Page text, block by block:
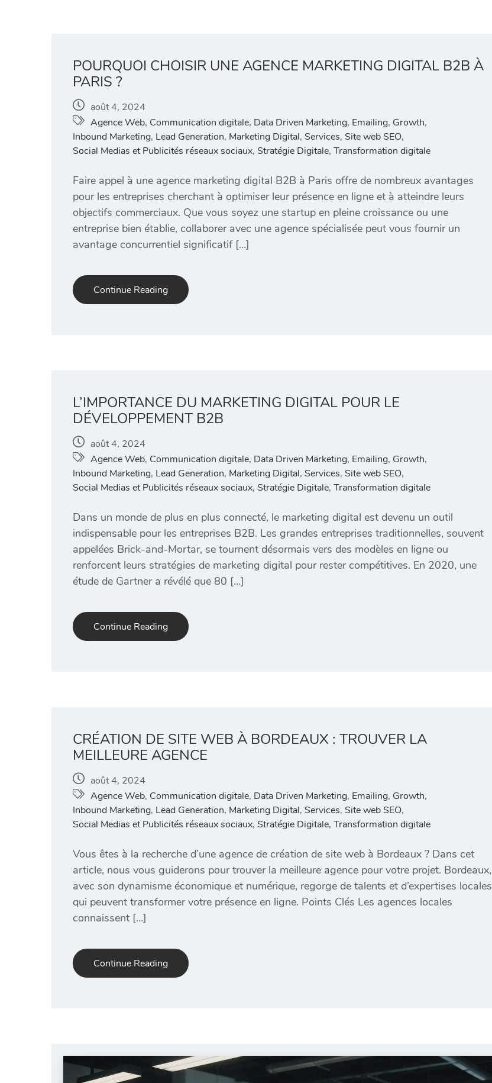
POURQUOI CHOISIR UNE AGENCE MARKETING DIGITAL B2B À
PARIS ?
août 4, 2024
Agence Web, Communication digitale, Data Driven Marketing, Emailing, Growth,
Inbound Marketing, Lead Generation, Marketing Digital, Services, Site web SEO,
Social Medias et Publicités réseaux sociaux, Stratégie Digitale, Transformation digitale
Faire appel à une agence marketing digital B2B à Paris offre de nombreux avantages
pour les entreprises cherchant à optimiser leur présence en ligne et à atteindre leurs
objectifs commerciaux. Que vous soyez une startup en pleine croissance ou une
entreprise bien établie, collaborer avec une agence spécialisée peut vous fournir un
avantage concurrentiel significatif […]
Continue Reading
L’IMPORTANCE DU MARKETING DIGITAL POUR LE
DÉVELOPPEMENT B2B
août 4, 2024
Agence Web, Communication digitale, Data Driven Marketing, Emailing, Growth,
Inbound Marketing, Lead Generation, Marketing Digital, Services, Site web SEO,
Social Medias et Publicités réseaux sociaux, Stratégie Digitale, Transformation digitale
Dans un monde de plus en plus connecté, le marketing digital est devenu un outil
indispensable pour les entreprises B2B. Les grandes entreprises traditionnelles, souvent
appelées Brick-and-Mortar, se tournent désormais vers des modèles en ligne ou
renforcent leurs stratégies de marketing digital pour rester compétitives. En 2020, une
étude de Gartner a révélé que 80 […]
Continue Reading
CRÉATION DE SITE WEB À BORDEAUX : TROUVER LA
MEILLEURE AGENCE
août 4, 2024
Agence Web, Communication digitale, Data Driven Marketing, Emailing, Growth,
Inbound Marketing, Lead Generation, Marketing Digital, Services, Site web SEO,
Social Medias et Publicités réseaux sociaux, Stratégie Digitale, Transformation digitale
Vous êtes à la recherche d’une agence de création de site web à Bordeaux ? Dans cet
article, nous vous guiderons pour trouver la meilleure agence pour votre projet. Bordeaux,
avec son dynamisme économique et numérique, regorge de talents et d’expertises locales
qui peuvent transformer votre présence en ligne. Points Clés Les agences locales
connaissent […]
Continue Reading